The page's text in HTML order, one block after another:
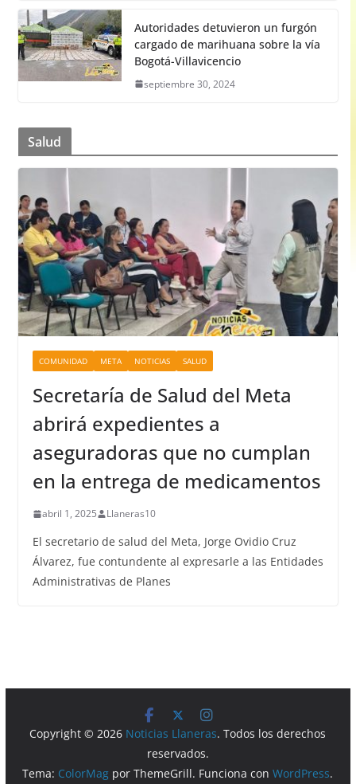
Autoridades detuvieron un furgón
cargado de marihuana sobre la vía
Bogotá-Villavicencio
septiembre 30, 2024
Salud
COMUNIDAD META NOTICIAS SALUD
Secretaría de Salud del Meta
abrirá expedientes a
aseguradoras que no cumplan
en la entrega de medicamentos
abril 1, 2025 Llaneras10
El secretario de salud del Meta, Jorge Ovidio Cruz
Álvarez, fue contundente al expresarle a las Entidades
Administrativas de Planes
Copyright © 2026 Noticias Llaneras. Todos los derechos
reservados.
Tema: ColorMag por ThemeGrill. Funciona conWordPress.